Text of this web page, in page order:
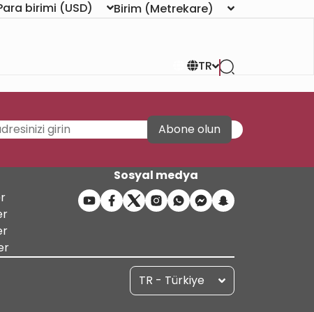
birimi (USD) Birim (Metrekare)
TR
Abone olun
Sosyal medya
TR - Türkiye